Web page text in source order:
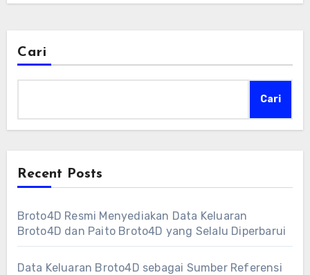
Cari
Cari
Recent Posts
Broto4D Resmi Menyediakan Data Keluaran
Broto4D dan Paito Broto4D yang Selalu Diperbarui
Data Keluaran Broto4D sebagai Sumber Referensi